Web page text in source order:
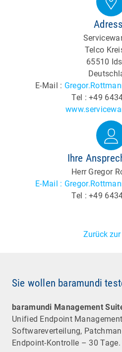
Telco
65510
E-Mail :
Tel : +49
Ihre
Herr Gregor
E-Mail :
Tel : +49
Zurück
Sie wollen baramundi
baramundi Management
Unified Endpoint
Software­verteilung,
Endpoint-Kontrolle – 30 Tage.